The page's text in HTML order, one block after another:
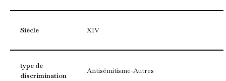
Siècle XIV
type de
discrimination
Antisémitisme-Autres